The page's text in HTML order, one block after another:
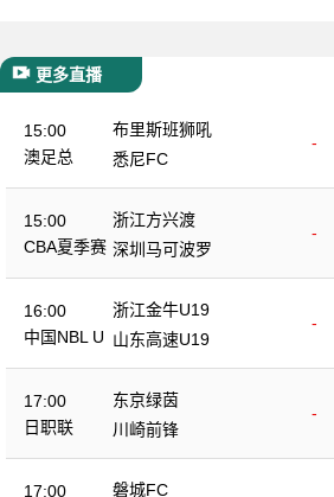
更多直播
15:00
澳足总
布里斯班狮吼
-
悉尼FC
15:00
CBA夏季赛
浙江方兴渡
-
深圳马可波罗
16:00
中国NBL U
浙江金牛U19
-
山东高速U19
17:00
日职联
东京绿茵
-
川崎前锋
17:00
磐城FC